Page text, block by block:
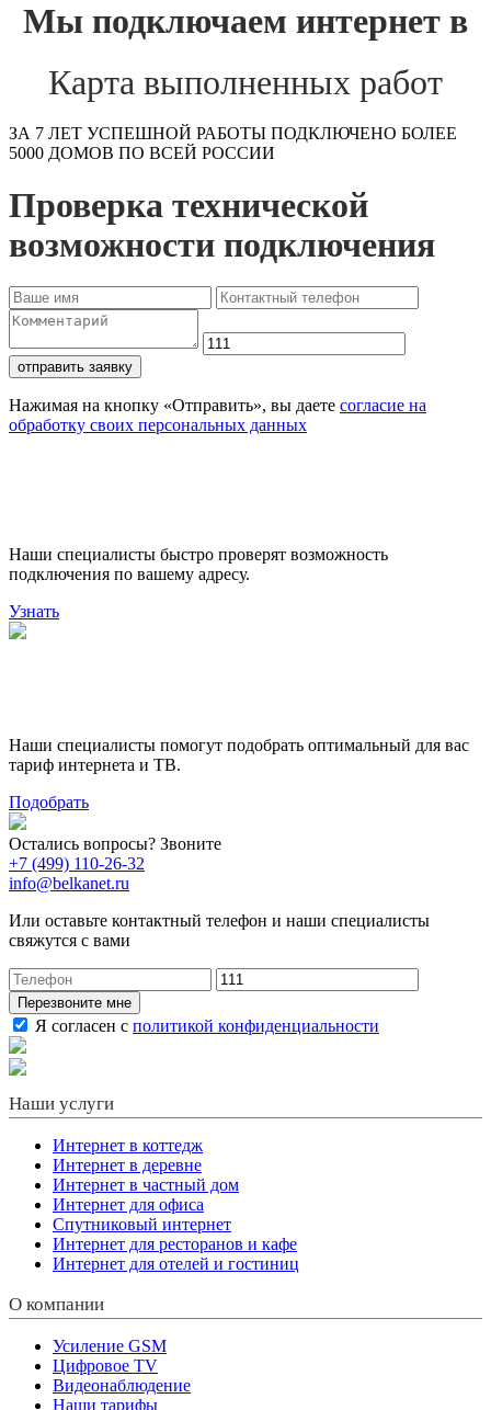
Мы подключаем интернет в
Карта выполненных работ
ЗА 7 ЛЕТ УСПЕШНОЙ РАБОТЫ ПОДКЛЮЧЕНО БОЛЕЕ
5000 ДОМОВ ПО ВСЕЙ РОССИИ
Проверка технической
возможности подключения
отправить заявку
Нажимая на кнопку «Отправить», вы даете согласие на
обработку своих персональных данных
Наши специалисты быстро проверят возможность
подключения по вашему адресу.
Узнать
Наши специалисты помогут подобрать оптимальный для вас
тариф интернета и ТВ.
Подобрать
Остались вопросы? Звоните
+7 (499) 110-26-32
info@belkanet.ru
Или оставьте контактный телефон и наши специалисты
свяжутся с вами
Перезвоните мне
Я согласен с политикой конфиденциальности
Наши услуги
Интернет в коттедж
Интернет в деревне
Интернет в частный дом
Интернет для офиса
Спутниковый интернет
Интернет для ресторанов и кафе
Интернет для отелей и гостиниц
О компании
Усиление GSM
Цифровое TV
Видеонаблюдение
Наши тарифы